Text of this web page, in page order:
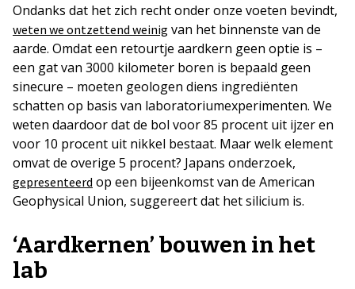
Ondanks dat het zich recht onder onze voeten bevindt,
weten we ontzettend weinig van het binnenste van de
aarde. Omdat een retourtje aardkern geen optie is –
een gat van 3000 kilometer boren is bepaald geen
sinecure – moeten geologen diens ingrediënten
schatten op basis van laboratoriumexperimenten. We
weten daardoor dat de bol voor 85 procent uit ijzer en
voor 10 procent uit nikkel bestaat. Maar welk element
omvat de overige 5 procent? Japans onderzoek,
gepresenteerd op een bijeenkomst van de American
Geophysical Union, suggereert dat het silicium is.
‘Aardkernen’ bouwen in het
lab